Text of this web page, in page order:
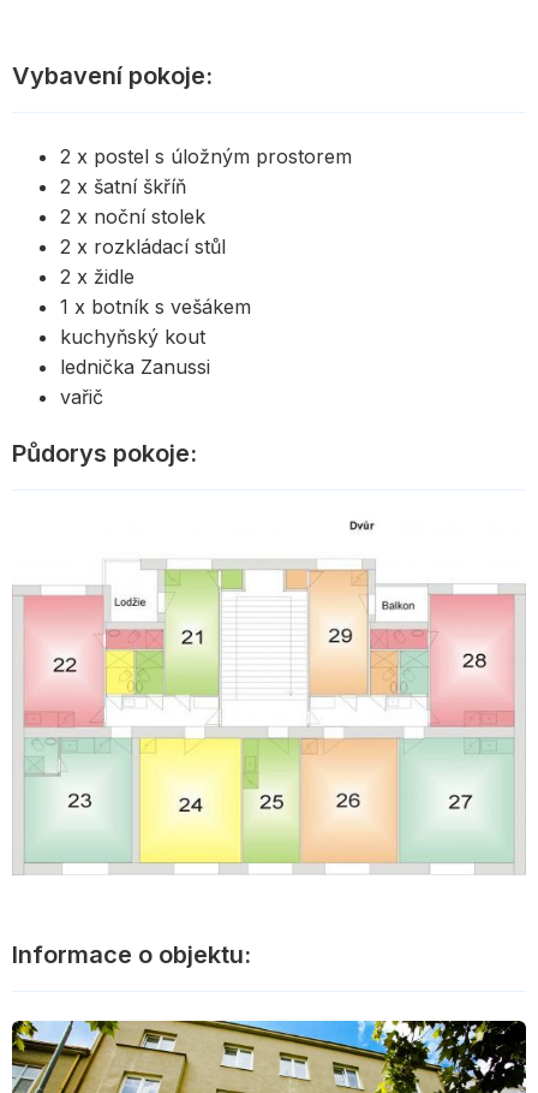
Půdorys pokoje:
Vybavení pokoje:
2 x postel s úložným prostorem
2 x šatní škříň
2 x noční stolek
2 x rozkládací stůl
2 x židle
1 x botník s vešákem
kuchyňský kout
lednička Zanussi
vařič
Informace o objektu: